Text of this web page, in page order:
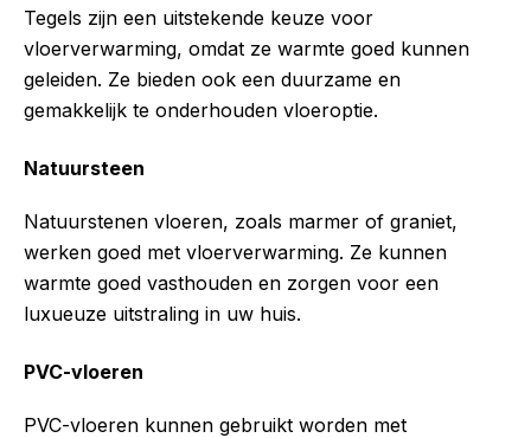
Tegels zijn een uitstekende keuze voor
vloerverwarming, omdat ze warmte goed kunnen
geleiden. Ze bieden ook een duurzame en
gemakkelijk te onderhouden vloeroptie.
Natuursteen
Natuurstenen vloeren, zoals marmer of graniet,
werken goed met vloerverwarming. Ze kunnen
warmte goed vasthouden en zorgen voor een
luxueuze uitstraling in uw huis.
PVC-vloeren
PVC-vloeren kunnen gebruikt worden met